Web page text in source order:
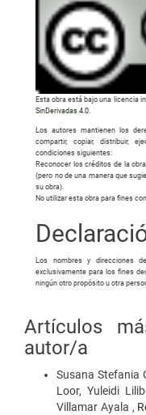
Esta obra está bajo una licencia
SinDerivadas 4.0
Los autores mantienen los
compartir, copiar, distribuir,
condiciones siguientes:
Reconocer los créditos de la
(pero no de una manera que
su obra).
No utilizar esta obra para fines
Los nombres y direcciones
exclusivamente para los fines
ningún otro propósito u otra
Artículos
autor/a
Susana Stefania
Loor, Yuleidi
Villamar Ayala ,